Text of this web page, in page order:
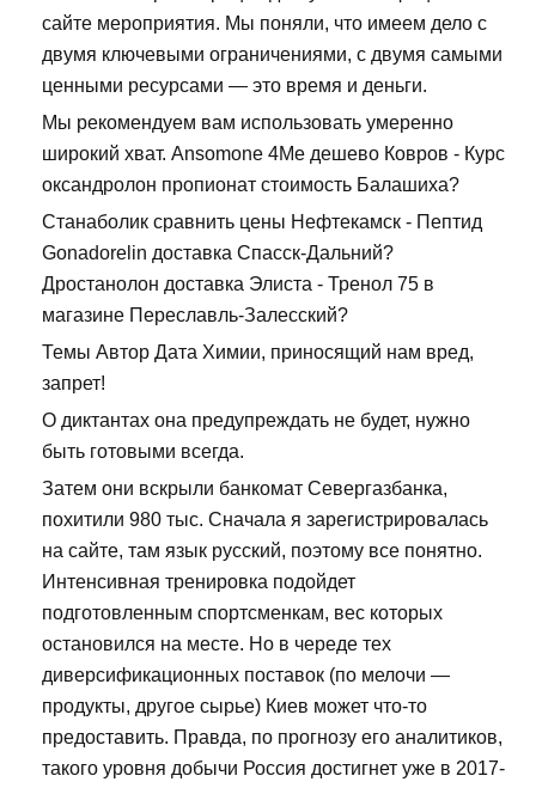
сайте мероприятия. Мы поняли, что имеем дело с
двумя ключевыми ограничениями, с двумя самыми
ценными ресурсами — это время и деньги.
Мы рекомендуем вам использовать умеренно
широкий хват. Ansomone 4Me дешево Ковров - Курс
оксандролон пропионат стоимость Балашиха?
Станаболик сравнить цены Нефтекамск - Пептид
Gonadorelin доставка Спасск-Дальний?
Дростанолон доставка Элиста - Тренол 75 в
магазине Переславль-Залесский?
Темы Автор Дата Химии, приносящий нам вред,
запрет!
О диктантах она предупреждать не будет, нужно
быть готовыми всегда.
Затем они вскрыли банкомат Севергазбанка,
похитили 980 тыс. Сначала я зарегистрировалась
на сайте, там язык русский, поэтому все понятно.
Интенсивная тренировка подойдет
подготовленным спортсменкам, вес которых
остановился на месте. Но в череде тех
диверсификационных поставок (по мелочи —
продукты, другое сырье) Киев может что-то
предоставить. Правда, по прогнозу его аналитиков,
такого уровня добычи Россия достигнет уже в 2017-